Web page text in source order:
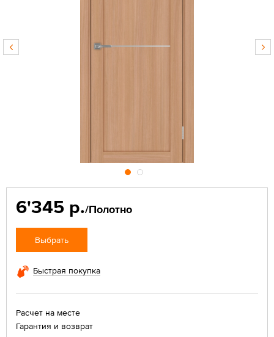
6'345 р./Полотно
Выбрать
Быстрая покупка
Расчет на месте
Гарантия и возврат